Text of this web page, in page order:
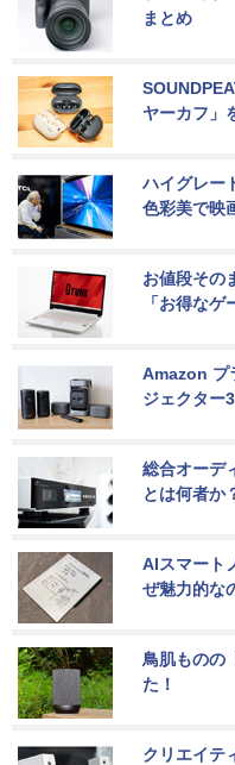
まとめ
ヤーカフ」
ハイグレー
色彩美で映
お値段その
「お得なゲ
Amazon プ
ジェクター
総合オーデ
とは何者か
AIスマート
ぜ魅力的な
鳥肌ものの
た！
クリエイテ